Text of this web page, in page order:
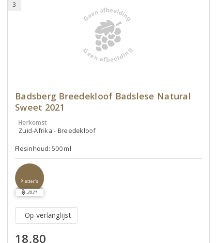
3
Badsberg Breedekloof Badslese Natural
Sweet 2021
Herkomst
Zuid-Afrika - Breedekloof
Flesinhoud: 500 ml
Platter's
2021
Op verlanglijst
18,80